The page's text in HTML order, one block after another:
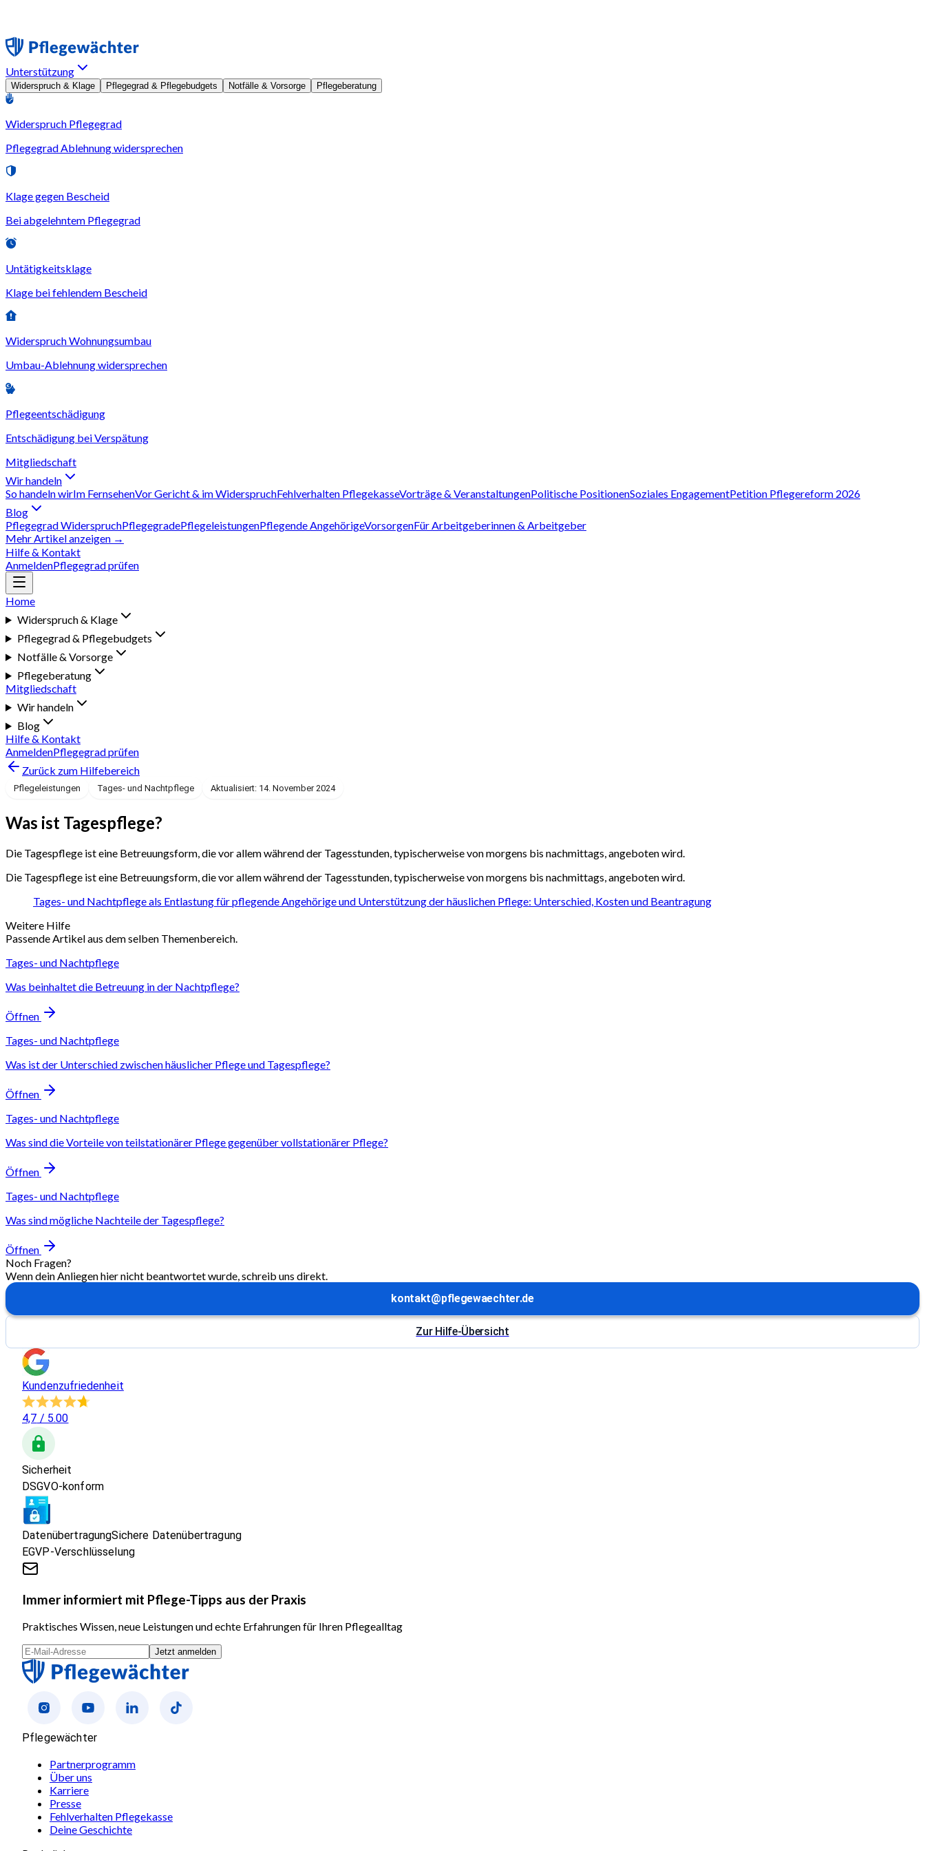
Unterstützung
Widerspruch & Klage Pflegegrad & Pflegebudgets Notfälle & Vorsorge Pflegeberatung
Widerspruch Pflegegrad
Pflegegrad Ablehnung widersprechen
Klage gegen Bescheid
Bei abgelehntem Pflegegrad
Untätigkeitsklage
Klage bei fehlendem Bescheid
Widerspruch Wohnungsumbau
Umbau-Ablehnung widersprechen
Pflegeentschädigung
Entschädigung bei Verspätung
Mitgliedschaft
Wir handeln
So handeln wirIm FernsehenVor Gericht & im WiderspruchFehlverhalten PflegekasseVorträge & VeranstaltungenPolitische PositionenSoziales EngagementPetition Pflegereform 2026
Blog
Pflegegrad WiderspruchPflegegradePflegeleistungenPflegende AngehörigeVorsorgenFür Arbeitgeberinnen & Arbeitgeber
Mehr Artikel anzeigen →
Hilfe & Kontakt
AnmeldenPflegegrad prüfen
Home
Widerspruch & Klage
Pflegegrad & Pflegebudgets
Notfälle & Vorsorge
Pflegeberatung
Mitgliedschaft
Wir handeln
Blog
Hilfe & Kontakt
AnmeldenPflegegrad prüfen
Zurück zum Hilfebereich
Pflegeleistungen Tages- und Nachtpflege Aktualisiert: 14. November 2024
Was ist Tagespflege?
Die Tagespflege ist eine Betreuungsform, die vor allem während der Tagesstunden, typischerweise von morgens bis nachmittags, angeboten wird.
Die Tagespflege ist eine Betreuungsform, die vor allem während der Tagesstunden, typischerweise von morgens bis nachmittags, angeboten wird.
Tages- und Nachtpflege als Entlastung für pflegende Angehörige und Unterstützung der häuslichen Pflege: Unterschied, Kosten und Beantragung
Weitere Hilfe
Passende Artikel aus dem selben Themenbereich.
Tages- und Nachtpflege
Was beinhaltet die Betreuung in der Nachtpflege?
Öffnen
Tages- und Nachtpflege
Was ist der Unterschied zwischen häuslicher Pflege und Tagespflege?
Öffnen
Tages- und Nachtpflege
Was sind die Vorteile von teilstationärer Pflege gegenüber vollstationärer Pflege?
Öffnen
Tages- und Nachtpflege
Was sind mögliche Nachteile der Tagespflege?
Öffnen
Noch Fragen?
Wenn dein Anliegen hier nicht beantwortet wurde, schreib uns direkt.
kontakt@pflegewaechter.de
Zur Hilfe-Übersicht
Kundenzufriedenheit
4,7 / 5.00
Sicherheit
DSGVO-konform
DatenübertragungSichere Datenübertragung
EGVP-Verschlüsselung
Immer informiert mit Pflege-Tipps aus der Praxis
Praktisches Wissen, neue Leistungen und echte Erfahrungen für Ihren Pflegealltag
Jetzt anmelden
Pflegewächter
Partnerprogramm
Über uns
Karriere
Presse
Fehlverhalten Pflegekasse
Deine Geschichte